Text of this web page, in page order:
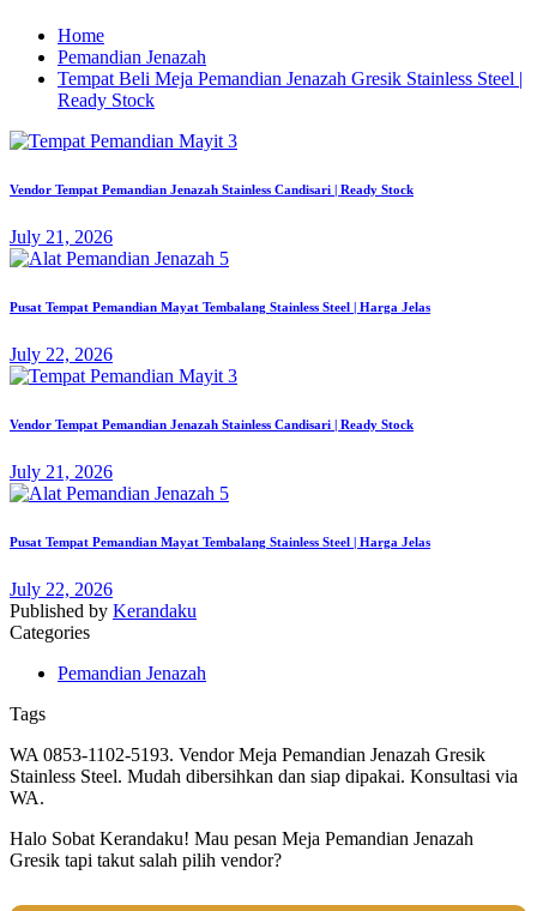
Home
Pemandian Jenazah
Tempat Beli Meja Pemandian Jenazah Gresik Stainless Steel |
Ready Stock
Vendor Tempat Pemandian Jenazah Stainless Candisari | Ready Stock
July 21, 2026
Pusat Tempat Pemandian Mayat Tembalang Stainless Steel | Harga Jelas
July 22, 2026
Vendor Tempat Pemandian Jenazah Stainless Candisari | Ready Stock
July 21, 2026
Pusat Tempat Pemandian Mayat Tembalang Stainless Steel | Harga Jelas
July 22, 2026
Published by Kerandaku
Categories
Pemandian Jenazah
Tags
WA 0853-1102-5193. Vendor Meja Pemandian Jenazah Gresik
Stainless Steel. Mudah dibersihkan dan siap dipakai. Konsultasi via
WA.
Halo Sobat Kerandaku! Mau pesan Meja Pemandian Jenazah
Gresik tapi takut salah pilih vendor?